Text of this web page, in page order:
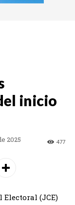
inicio
2025 477
Electoral (JCE)